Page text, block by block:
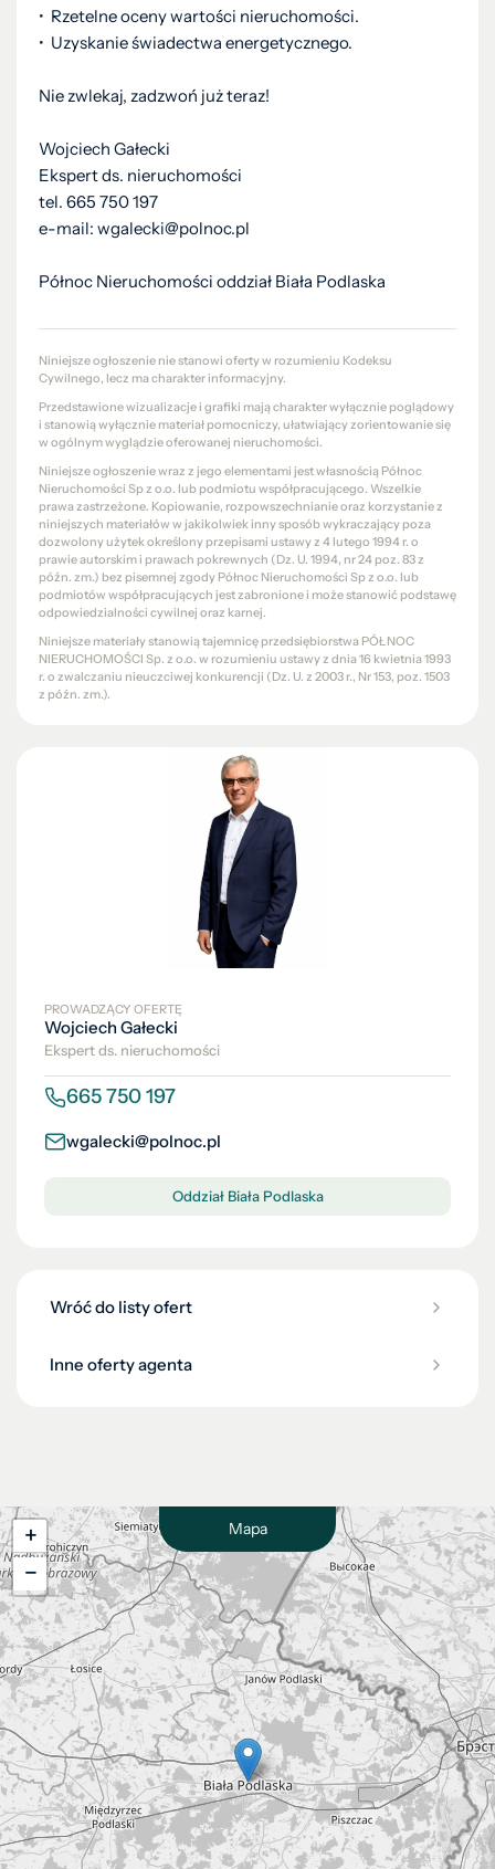
•⁠ ⁠Rzetelne oceny wartości nieruchomości.
• Uzyskanie świadectwa energetycznego.
Nie zwlekaj, zadzwoń już teraz!
Wojciech Gałecki
Ekspert ds. nieruchomości
tel. 665 750 197
e-mail: wgalecki@polnoc.pl
Północ Nieruchomości oddział Biała Podlaska
Niniejsze ogłoszenie nie stanowi oferty w rozumieniu Kodeksu
Cywilnego, lecz ma charakter informacyjny.
Przedstawione wizualizacje i grafiki mają charakter wyłącznie poglądowy
i stanowią wyłącznie materiał pomocniczy, ułatwiający zorientowanie się
w ogólnym wyglądzie oferowanej nieruchomości.
Niniejsze ogłoszenie wraz z jego elementami jest własnością Północ
Nieruchomości Sp z o.o. lub podmiotu współpracującego. Wszelkie
prawa zastrzeżone. Kopiowanie, rozpowszechnianie oraz korzystanie z
niniejszych materiałów w jakikolwiek inny sposób wykraczający poza
dozwolony użytek określony przepisami ustawy z 4 lutego 1994 r. o
prawie autorskim i prawach pokrewnych (Dz. U. 1994, nr 24 poz. 83 z
późn. zm.) bez pisemnej zgody Północ Nieruchomości Sp z o.o. lub
podmiotów współpracujących jest zabronione i może stanowić podstawę
odpowiedzialności cywilnej oraz karnej.
Niniejsze materiały stanowią tajemnicę przedsiębiorstwa PÓŁNOC
NIERUCHOMOŚCI Sp. z o.o. w rozumieniu ustawy z dnia 16 kwietnia 1993
r. o zwalczaniu nieuczciwej konkurencji (Dz. U. z 2003 r., Nr 153, poz. 1503
z późn. zm.).
PROWADZĄCY OFERTĘ
Wojciech Gałecki
Ekspert ds. nieruchomości
665 750 197
wgalecki@polnoc.pl
Oddział Biała Podlaska
Wróć do listy ofert
Inne oferty agenta
Mapa
+
−